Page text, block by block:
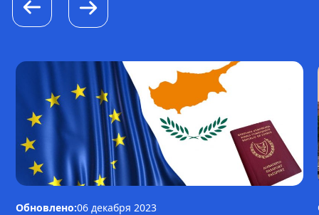
Обновлено:06 декабря 2023